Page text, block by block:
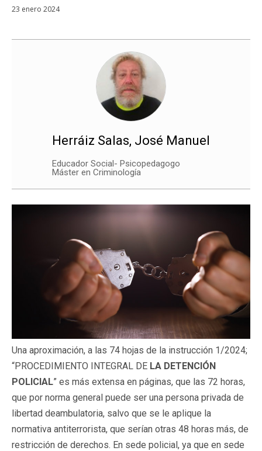
23 enero 2024
Herráiz Salas, José Manuel
Educador Social- Psicopedagogo
Máster en Criminología
Una aproximación, a las 74 hojas de la instrucción 1/2024;
“PROCEDIMIENTO INTEGRAL DE LA DETENCIÓN
POLICIAL” es más extensa en páginas, que las 72 horas,
que por norma general puede ser una persona privada de
libertad deambulatoria, salvo que se le aplique la
normativa antiterrorista, que serían otras 48 horas más, de
restricción de derechos. En sede policial, ya que en sede